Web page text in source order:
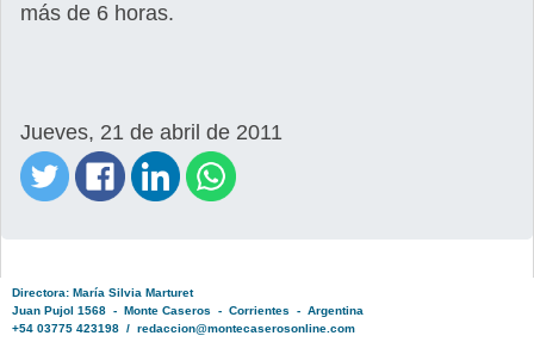
más de 6 horas.
Jueves, 21 de abril de 2011
Directora: María Silvia Marturet
Juan Pujol 1568 - Monte Caseros - Corrientes - Argentina
+54 03775 423198 / redaccion@montecaserosonline.com